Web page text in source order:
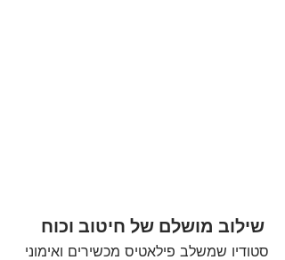
סטודיו שמשלב פילאטיס מכשירים ואימוני